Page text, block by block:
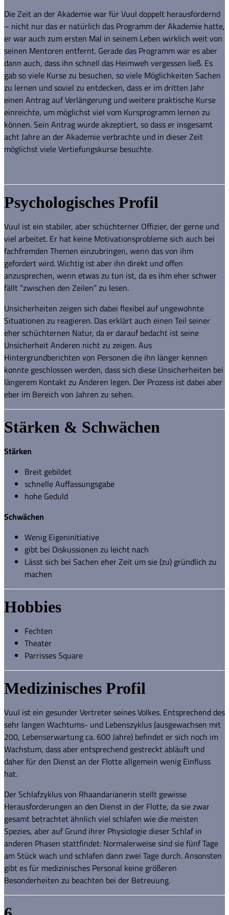
Die Zeit an der Akademie war für Vuul doppelt herausfordernd
– nicht nur das er natürlich das Programm der Akademie hatte,
er war auch zum ersten Mal in seinem Leben wirklich weit von
seinen Mentoren entfernt. Gerade das Programm war es aber
dann auch, dass ihn schnell das Heimweh vergessen ließ. Es
gab so viele Kurse zu besuchen, so viele Möglichkeiten Sachen
zu lernen und soviel zu entdecken, dass er im dritten Jahr
einen Antrag auf Verlängerung und weitere praktische Kurse
einreichte, um möglichst viel vom Kursprogramm lernen zu
können. Sein Antrag wurde akzeptiert, so dass er insgesamt
acht Jahre an der Akademie verbrachte und in dieser Zeit
möglichst viele Vertiefungskurse besuchte.
Psychologisches Profil
Vuul ist ein stabiler, aber schüchterner Offizier, der gerne und
viel arbeitet. Er hat keine Motivationsprobleme sich auch bei
fachfremden Themen einzubringen, wenn das von ihm
gefordert wird. Wichtig ist aber ihn direkt und offen
anzusprechen, wenn etwas zu tun ist, da es ihm eher schwer
fällt “zwischen den Zeilen” zu lesen.
Unsicherheiten zeigen sich dabei flexibel auf ungewohnte
Situationen zu reagieren. Das erklärt auch einen Teil seiner
eher schüchternen Natur, da er darauf bedacht ist seine
Unsicherheit Anderen nicht zu zeigen. Aus
Hintergrundberichten von Personen die ihn länger kennen
konnte geschlossen werden, dass sich diese Unsicherheiten bei
längerem Kontakt zu Anderen legen. Der Prozess ist dabei aber
eber im Bereich von Jahren zu sehen.
Stärken & Schwächen
Stärken
Breit gebildet
schnelle Auffassungsgabe
hohe Geduld
Schwächen
Wenig Eigeninitiative
gibt bei Diskussionen zu leicht nach
Lässt sich bei Sachen eher Zeit um sie (zu) gründlich zu
machen
Hobbies
Fechten
Theater
Parrisses Square
Medizinisches Profil
Vuul ist ein gesunder Vertreter seines Volkes. Entsprechend des
sehr langen Wachtums- und Lebenszyklus (ausgewachsen mit
200, Lebenserwartung ca. 600 Jahre) befindet er sich noch im
Wachstum, dass aber entsprechend gestreckt abläuft und
daher für den Dienst an der Flotte allgemein wenig Einfluss
hat.
Der Schlafzyklus von Rhaandarianerin stellt gewisse
Herausforderungen an den Dienst in der Flotte, da sie zwar
gesamt betrachtet ähnlich viel schlafen wie die meisten
Spezies, aber auf Grund ihrer Physiologie dieser Schlaf in
anderen Phasen stattfindet: Normalerweise sind sie fünf Tage
am Stück wach und schlafen dann zwei Tage durch. Ansonsten
gibt es für medizinisches Personal keine größeren
Besonderheiten zu beachten bei der Betreuung.